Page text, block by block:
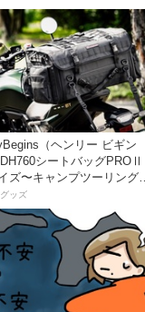
（ヘンリー ビギン
シートバッグPROⅡ
ズ〜キャンプツーリングに
の大容量ツアーバッグ〜
ッズ